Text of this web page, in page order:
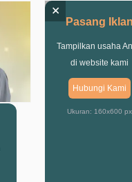
Pasang
Tampilkan usaha
di website kami
Hubungi Kami
Ukuran: 160x600 px
×